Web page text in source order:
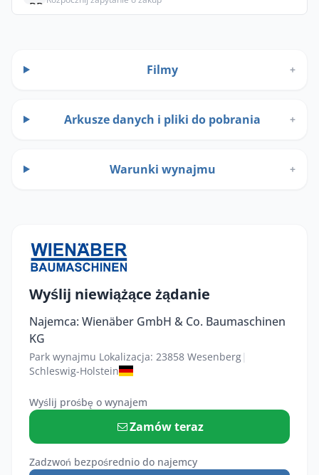
Filmy +
Arkusze danych i pliki do pobrania +
Warunki wynajmu +
Wyślij niewiążące żądanie
Najemca: Wienäber GmbH & Co. Baumaschinen
KG
Park wynajmu Lokalizacja: 23858 Wesenberg|
Schleswig-Holstein
Wyślij prośbę o wynajem
Zamów teraz
Zadzwoń bezpośrednio do najemcy